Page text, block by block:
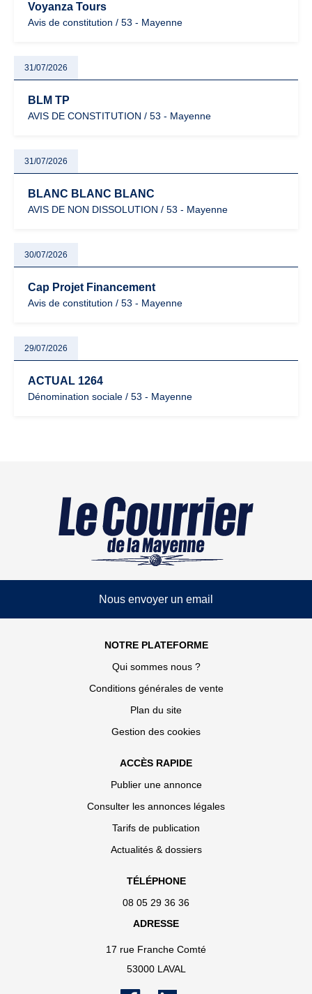
Voyanza Tours
Avis de constitution / 53 - Mayenne
31/07/2026
BLM TP
AVIS DE CONSTITUTION / 53 - Mayenne
31/07/2026
BLANC BLANC BLANC
AVIS DE NON DISSOLUTION / 53 - Mayenne
30/07/2026
Cap Projet Financement
Avis de constitution / 53 - Mayenne
29/07/2026
ACTUAL 1264
Dénomination sociale / 53 - Mayenne
Nous envoyer un email
NOTRE PLATEFORME
Qui sommes nous ?
Conditions générales de vente
Plan du site
Gestion des cookies
ACCÈS RAPIDE
Publier une annonce
Consulter les annonces légales
Tarifs de publication
Actualités & dossiers
TÉLÉPHONE
08 05 29 36 36
ADRESSE
17 rue Franche Comté
53000 LAVAL